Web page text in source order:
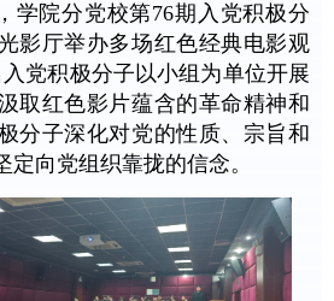
学院分党校第76期入党积极分
影厅举办多场红色经典电影观
党积极分子以小组为单位开展
取红色影片蕴含的革命精神和
分子深化对党的性质、宗旨和
向党组织靠拢的信念。